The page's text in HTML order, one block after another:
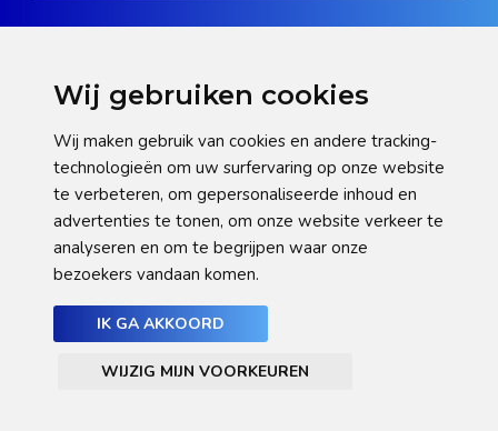
Wij gebruiken cookies
Wij maken gebruik van cookies en andere tracking-
technologieën om uw surfervaring op onze website
te verbeteren, om gepersonaliseerde inhoud en
advertenties te tonen, om onze website verkeer te
analyseren en om te begrijpen waar onze
bezoekers vandaan komen.
IK GA AKKOORD
WIJZIG MIJN VOORKEUREN
Privacy verklaring
Cookie statement
Pas hier uw cookie-instellingen aan